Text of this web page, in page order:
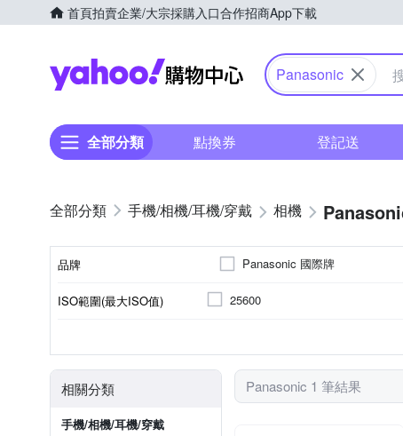
首頁拍賣企業/大宗採購入口合作招商App下載
Yahoo購物中心
Panasonic
全部分類 點換券 登記送
手機/相機/耳機/穿戴 相機
品牌
品牌名稱
Panasonic 國際牌
ISO範圍(最大ISO值) 25600
相關分類
手機/相機/耳機/穿戴
Panasonic 1 筆結果